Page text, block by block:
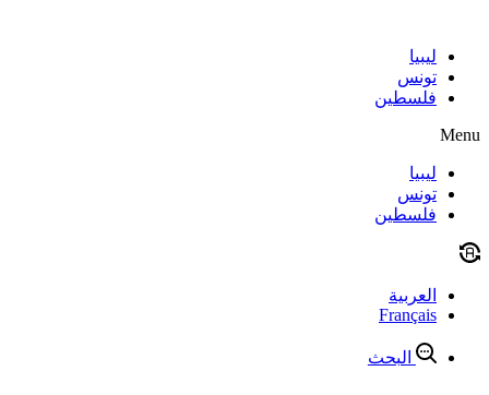
contentليبيا
تونس
فلسطين
Menu
ليبيا
تونس
فلسطين
العربية
Français
البحث